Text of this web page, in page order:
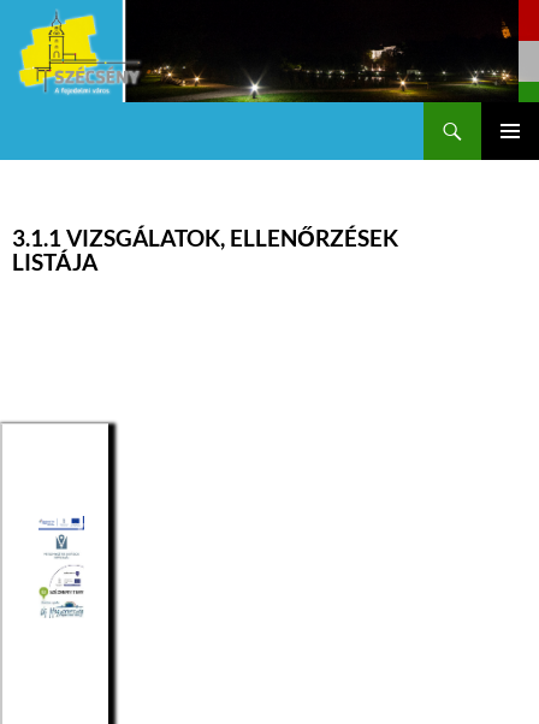
3.1.1 VIZSGÁLATOK, ELLENŐRZÉSEK
LISTÁJA